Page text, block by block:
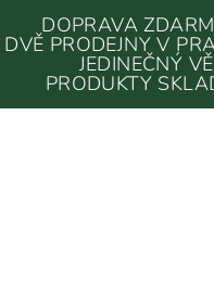
DOPRAVA
DVĚ PRODEJNY V
JEDINEČNÝ
PRODUKTY